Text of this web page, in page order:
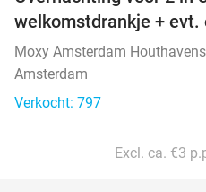
welkomstdrankje +
Moxy Amsterdam Houthavens
Amsterdam
Verkocht: 797
Excl. ca. €3